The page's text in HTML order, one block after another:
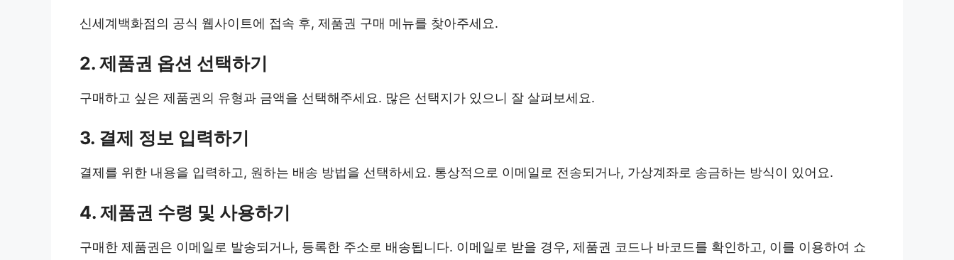
신세계백화점의 공식 웹사이트에 접속 후, 제품권 구매 메뉴를 찾아주세요.
2. 제품권 옵션 선택하기
구매하고 싶은 제품권의 유형과 금액을 선택해주세요. 많은 선택지가 있으니 잘 살펴보세요.
3. 결제 정보 입력하기
결제를 위한 내용을 입력하고, 원하는 배송 방법을 선택하세요. 통상적으로 이메일로 전송되거나, 가상계좌로 송금하는 방식이 있어요.
4. 제품권 수령 및 사용하기
구매한 제품권은 이메일로 발송되거나, 등록한 주소로 배송됩니다. 이메일로 받을 경우, 제품권 코드나 바코드를 확인하고, 이를 이용하여 쇼